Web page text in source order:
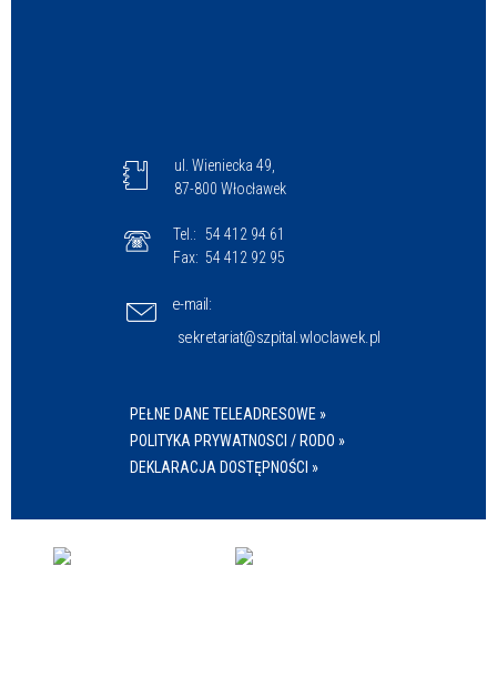
ul. Wieniecka 49,
87-800 Włocławek
Tel.: 54 412 94 61
Fax: 54 412 92 95
e-mail:
sekretariat@szpital.wloclawek.pl
PEŁNE DANE TELEADRESOWE »
POLITYKA PRYWATNOSCI / RODO »
DEKLARACJA DOSTĘPNOŚCI »